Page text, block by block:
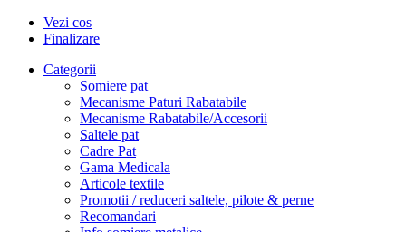
Vezi cos
Finalizare
Categorii
Somiere pat
Mecanisme Paturi Rabatabile
Mecanisme Rabatabile/Accesorii
Saltele pat
Cadre Pat
Gama Medicala
Articole textile
Promotii / reduceri saltele, pilote & perne
Recomandari